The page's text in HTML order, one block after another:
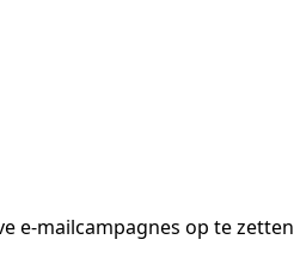
e-mailcampagnes op te zetten